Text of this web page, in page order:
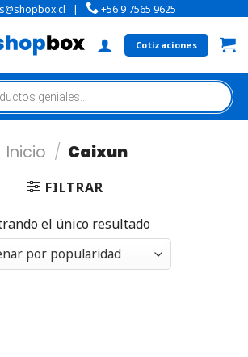
| +56 9 7565 9625
Cotizaciones
Inicio / Caixun
FILTRAR
el único resultado